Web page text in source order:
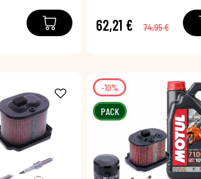
62,21 € 74,95 €
PACK
-10%